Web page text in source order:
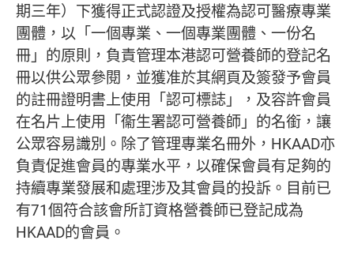
期三年）下獲得正式認證及授權為認可醫療專業
團體，以「一個專業、一個專業團體、一份名
冊」的原則，負責管理本港認可營養師的登記名
冊以供公眾參閱，並獲准於其網頁及簽發予會員
的註冊證明書上使用「認可標誌」，及容許會員
在名片上使用「衞生署認可營養師」的名銜，讓
公眾容易識別。除了管理專業名冊外，HKAAD亦
負責促進會員的專業水平，以確保會員有足夠的
持續專業發展和處理涉及其會員的投訴。目前已
有71個符合該會所訂資格營養師已登記成為
HKAAD的會員。